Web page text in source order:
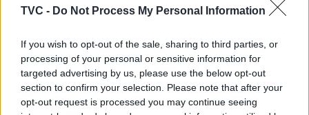
TVC - Do Not Process My Personal Information
If you wish to opt-out of the sale, sharing to third parties, or
processing of your personal or sensitive information for
targeted advertising by us, please use the below opt-out
section to confirm your selection. Please note that after your
opt-out request is processed you may continue seeing
ESTARREJA/PROZINCO
DOMINOU O CAMPEONATO
REGIONAL DE JUVENIS,
JUNIORES E SENIORES
Coimbra. Doze detidos em
operação especial da GNR
em Oliveira do Hospital